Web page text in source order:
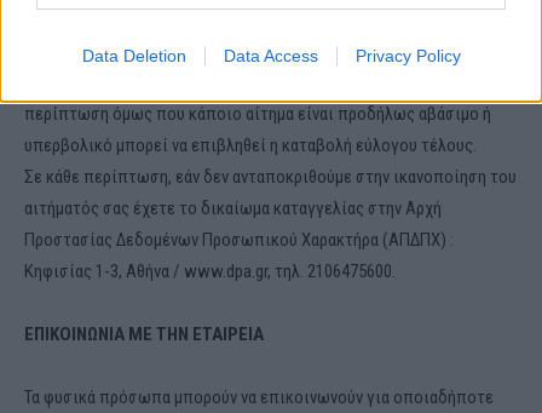
Data Deletion Data Access Privacy Policy
περίπτωση όμως που κάποιο αίτημα είναι προδήλως αβάσιμο ή
υπερβολικό μπορεί να επιβληθεί η καταβολή εύλογου τέλους.
Σε κάθε περίπτωση, εάν δεν ανταποκριθούμε στην ικανοποίηση του
αιτήματός σας έχετε το δικαίωμα καταγγελίας στην Αρχή
Προστασίας Δεδομένων Προσωπικού Χαρακτήρα (ΑΠΔΠΧ) :
Κηφισίας 1-3, Αθήνα / www.dpa.gr, τηλ. 2106475600.
ΕΠΙΚΟΙΝΩΝΙΑ ΜΕ ΤΗΝ ΕΤΑΙΡΕΙΑ
Τα φυσικά πρόσωπα μπορούν να επικοινωνούν για οποιαδήποτε